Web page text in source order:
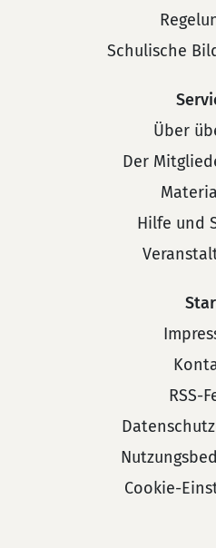
Schulische
Über
Der
Hilfe und
RSS-
Cookie-